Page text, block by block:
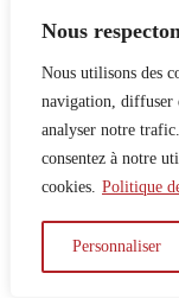
Nous
Nous utilisons des
navigation, diffuser
analyser notre
consentez à notre
cookies. Politique
Personnaliser